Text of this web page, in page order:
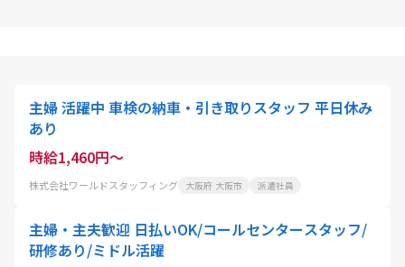
主婦 活躍中 車検の納車・引き取りスタッフ 平日休み
あり
時給1,460円～
株式会社ワールドスタッフィング 大阪府 大阪市 派遣社員
主婦・主夫歓迎 日払いOK/コールセンタースタッフ/
研修あり/ミドル活躍